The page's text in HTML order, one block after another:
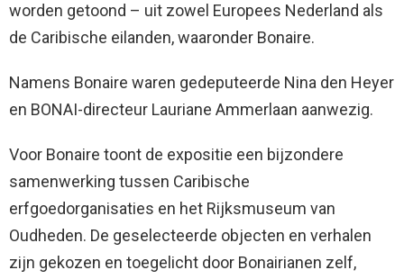
worden getoond – uit zowel Europees Nederland als
de Caribische eilanden, waaronder Bonaire.
Namens Bonaire waren gedeputeerde Nina den Heyer
en BONAI-directeur Lauriane Ammerlaan aanwezig.
Voor Bonaire toont de expositie een bijzondere
samenwerking tussen Caribische
erfgoedorganisaties en het Rijksmuseum van
Oudheden. De geselecteerde objecten en verhalen
zijn gekozen en toegelicht door Bonairianen zelf,